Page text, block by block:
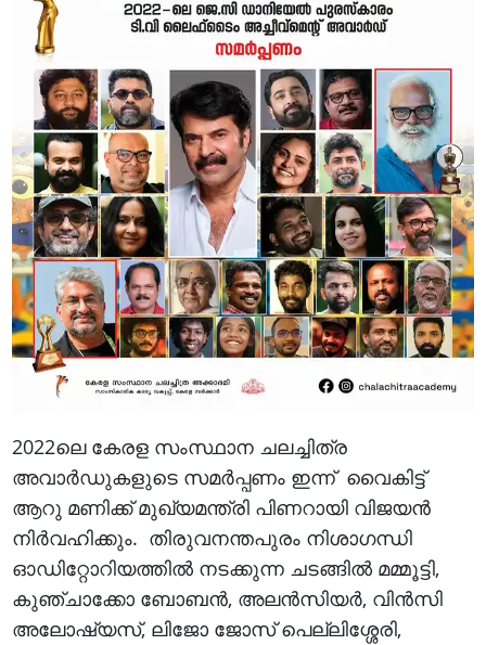
2022ലെ കേരള സംസ്ഥാന ചലച്ചിത്ര
അവാര്‍ഡുകളുടെ സമര്‍പ്പണം ഇന്ന് വൈകിട്ട്
ആറു മണിക്ക് മുഖ്യമന്ത്രി പിണറായി വിജയന്‍
നിര്‍വഹിക്കും. തിരുവനന്തപുരം നിശാഗന്ധി
ഓഡിറ്റോറിയത്തില്‍ നടക്കുന്ന ചടങ്ങില്‍ മമ്മൂട്ടി,
കുഞ്ചാക്കോ ബോബന്‍, അലന്‍സിയര്‍, വിന്‍സി
അലോഷ്യസ്, ലിജോ ജോസ് പെല്ലിശ്ശേരി,